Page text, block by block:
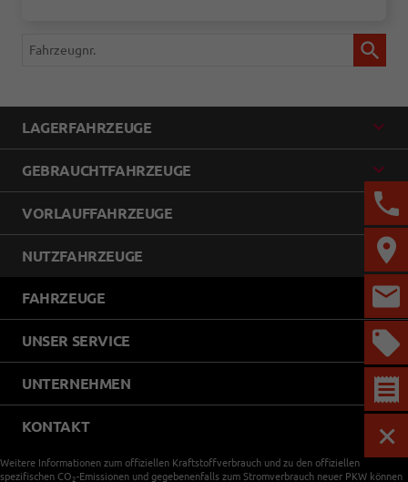
Fahrzeugnr.
LAGERFAHRZEUGE
GEBRAUCHTFAHRZEUGE
VORLAUFFAHRZEUGE
NUTZFAHRZEUGE
FAHRZEUGE
UNSER SERVICE
UNTERNEHMEN
KONTAKT
Weitere Informationen zum offiziellen Kraftstoffverbrauch und zu den offiziellen
spezifischen CO 2-Emissionen und gegebenenfalls zum Stromverbrauch neuer PKW können